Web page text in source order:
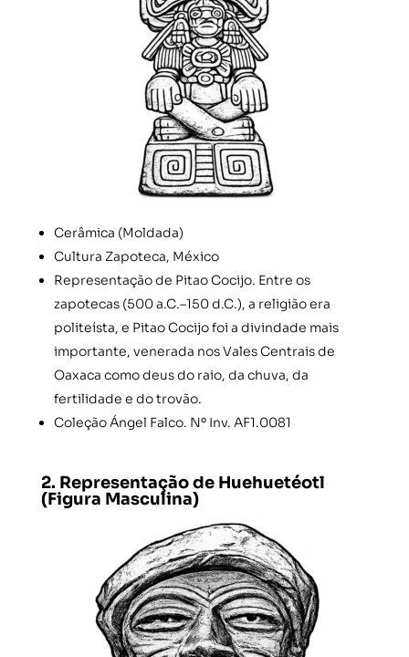
Cerâmica (Moldada)
Cultura Zapoteca, México
Representação de Pitao Cocijo. Entre os
zapotecas (500 a.C.–150 d.C.), a religião era
politeísta, e Pitao Cocijo foi a divindade mais
importante, venerada nos Vales Centrais de
Oaxaca como deus do raio, da chuva, da
fertilidade e do trovão.
Coleção Ángel Falco. Nº Inv. AF1.0081
2. Representação de Huehuetéotl
(Figura Masculina)